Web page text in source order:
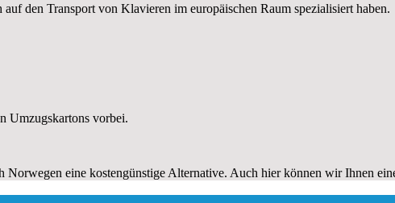
den Transport von Klavieren im europäischen Raum spezialisiert haben.
Umzugskartons vorbei.
eine kostengünstige Alternative. Auch hier können wir Ihnen